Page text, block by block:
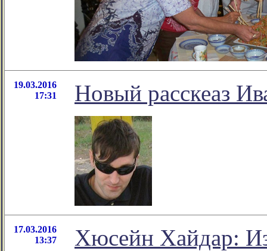
19.03.2016
17:31
Новый расскеаз
17.03.2016
13:37
Хюсейн Хайдар: